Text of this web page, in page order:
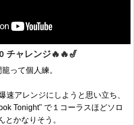
チャレンジ🔥🔥🎷
って個人練。
速アレンジにしようと思い立ち、
Tonight" で１コーラスほどソロ
とかなりそう。